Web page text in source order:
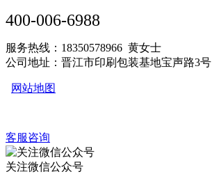
400-006-6988
服务热线：18350578966 黄女士
公司地址：晋江市印刷包装基地宝声路3号
网站地图
客服咨询
关注微信公众号